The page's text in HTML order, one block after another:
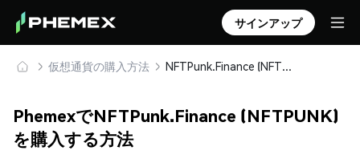
サインアップ
仮想通貨の購入方法 NFTPunk.Finance (NFTPUNK) を安全に購入・保管
PhemexでNFTPunk.Finance (NFTPUNK)
を購入する方法